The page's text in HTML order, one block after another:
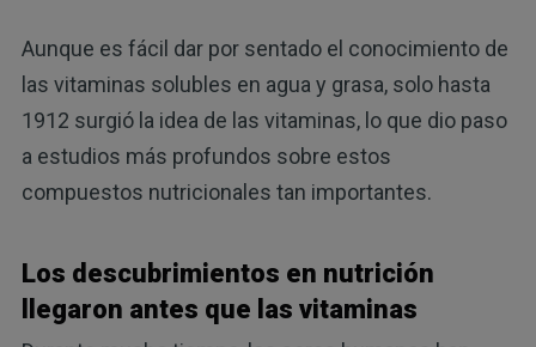
Aunque es fácil dar por sentado el conocimiento de
las vitaminas solubles en agua y grasa, solo hasta
1912 surgió la idea de las vitaminas, lo que dio paso
a estudios más profundos sobre estos
compuestos nutricionales tan importantes.
Los descubrimientos en nutrición
llegaron antes que las vitaminas